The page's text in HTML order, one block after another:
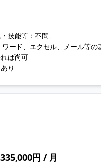
技能等：不問、
ワード、エクセル、メール等の
ば尚可
り
円 / 月